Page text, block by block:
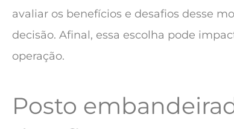
avaliar os benefícios e desafios desse
decisão. Afinal, essa escolha pode
operação.
Posto